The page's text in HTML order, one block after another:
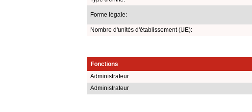
Forme légale:
Nombre d'unités d'établissement (UE):
Fonctions
Administrateur
Administrateur